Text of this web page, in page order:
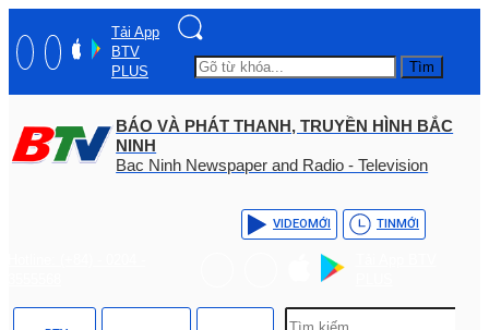
Tải App
BTV
PLUS
Tìm
BÁO VÀ PHÁT THANH, TRUYỀN HÌNH BẮC
NINH
Bac Ninh Newspaper and Radio - Television
VIDEOMỚI TINMỚI